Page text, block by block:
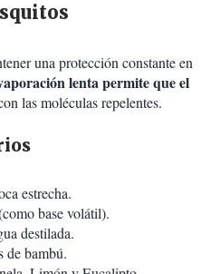
una protección constante en
lenta permite que el
las moléculas repelentes.
estrecha.
base volátil).
destilada.
de bambú.